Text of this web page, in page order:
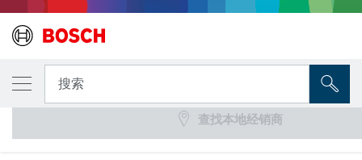
搜索
EXPERT专家系列R782 Prisma钢纸砂碟，X-LOCK
您选择的型号
EXPERT专家系列R782 Prisma钢纸砂碟
查找本地经销商